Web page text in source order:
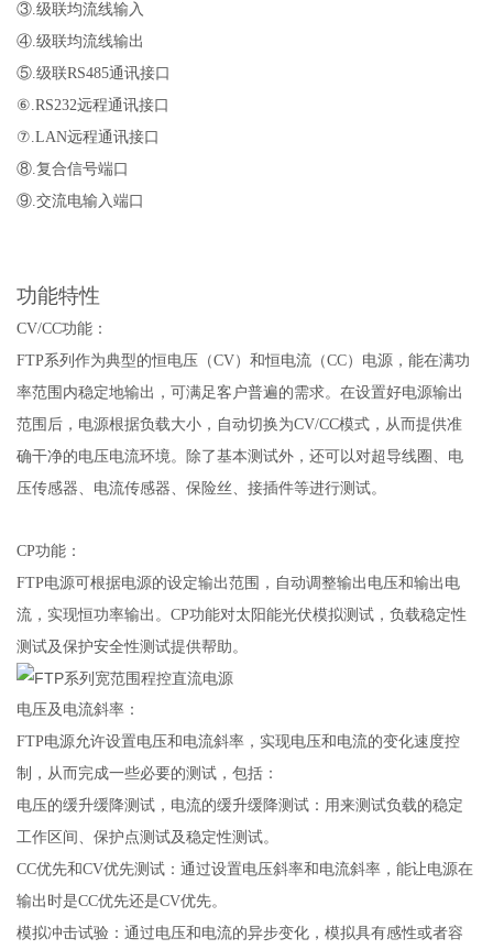
③.级联均流线输入
④.级联均流线输出
⑤.级联RS485通讯接口
⑥.RS232远程通讯接口
⑦.LAN远程通讯接口
⑧.复合信号端口
⑨.交流电输入端口
功能特性
CV/CC功能：
FTP系列作为典型的恒电压（CV）和恒电流（CC）电源，能在满功
率范围内稳定地输出，可满足客户普遍的需求。在设置好电源输出
范围后，电源根据负载大小，自动切换为CV/CC模式，从而提供准
确干净的电压电流环境。除了基本测试外，还可以对超导线圈、电
压传感器、电流传感器、保险丝、接插件等进行测试。
CP功能：
FTP电源可根据电源的设定输出范围，自动调整输出电压和输出电
流，实现恒功率输出。CP功能对太阳能光伏模拟测试，负载稳定性
测试及保护安全性测试提供帮助。
电压及电流斜率：
FTP电源允许设置电压和电流斜率，实现电压和电流的变化速度控
制，从而完成一些必要的测试，包括：
电压的缓升缓降测试，电流的缓升缓降测试：用来测试负载的稳定
工作区间、保护点测试及稳定性测试。
CC优先和CV优先测试：通过设置电压斜率和电流斜率，能让电源在
输出时是CC优先还是CV优先。
模拟冲击试验：通过电压和电流的异步变化，模拟具有感性或者容